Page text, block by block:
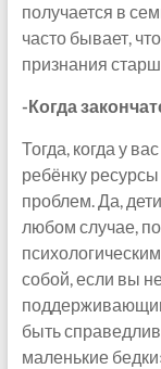
получается в
часто бывает,
признания
-Когда
Тогда, когда у
ребёнку
проблем. Да,
любом случае,
собой, если вы
быть
маленькие